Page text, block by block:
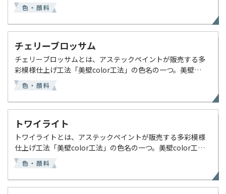
工法のカラーバリエーションは全36色あり（2色仕上げ：28
色・3色仕上げ：8色）、トラディショナルは3 […]
色・顔料
チェリーブロッサム
チェリーブロッサムとは、アステックペイントが販売する多
彩模様仕上げ工法「美壁color工法」の色名の一つ。美壁
color工法のカラーバリエーションは全36色あり（2色仕上
げ：28色・3色仕上げ：8色）、チェリーブロッサム […]
色・顔料
トワイライト
トワイライトとは、アステックペイントが販売する多彩模様
仕上げ工法「美壁color工法」の色名の一つ。美壁color工法
のカラーバリエーションは全36色あり（2色仕上げ：28色・3
色仕上げ：8色）、トワイライトは2色仕上げ […]
色・顔料